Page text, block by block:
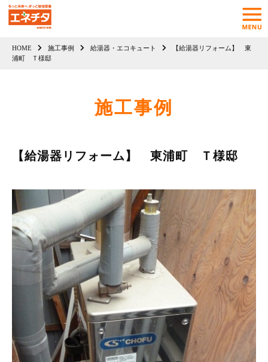
HOME 施工事例 給湯器・エコキュート
【給湯器リフォーム】 東
浦町 Ｔ様邸
施工事例
【給湯器リフォーム】 東浦町 Ｔ様邸